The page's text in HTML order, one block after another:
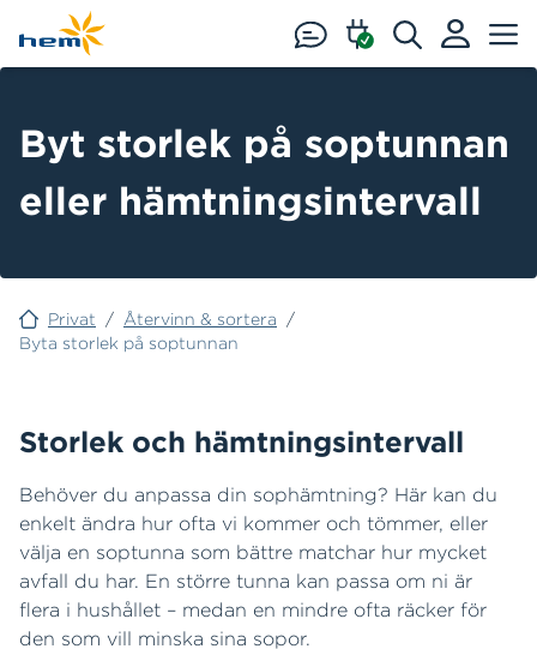
Hoppa till huvudinnehåll
Byt storlek på soptunnan
eller hämtningsintervall
Privat / Återvinn & sortera /
Byta storlek på soptunnan
Storlek och hämtningsintervall
Behöver du anpassa din sophämtning? Här kan du
enkelt ändra hur ofta vi kommer och tömmer, eller
välja en soptunna som bättre matchar hur mycket
avfall du har. En större tunna kan passa om ni är
flera i hushållet – medan en mindre ofta räcker för
den som vill minska sina sopor.